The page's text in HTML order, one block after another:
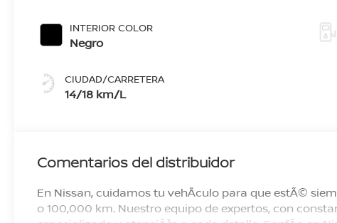
INTERIOR COLOR
Negro
CIUDAD/CARRETERA
14/18 km/L
Comentarios del distribuidor
En Nissan, cuidamos tu vehÃ­culo para que estÃ©
o 100,000 km. Nuestro equipo de expertos, con